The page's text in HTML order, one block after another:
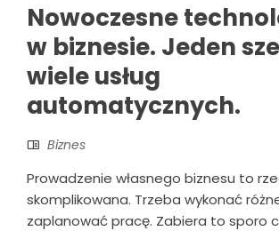
Nowoczesne
w biznesie. Jeden
wiele usług
automatycznych.
Biznes
Prowadzenie własnego biznesu to
skomplikowana. Trzeba wykonać
zaplanować pracę. Zabiera to sporo